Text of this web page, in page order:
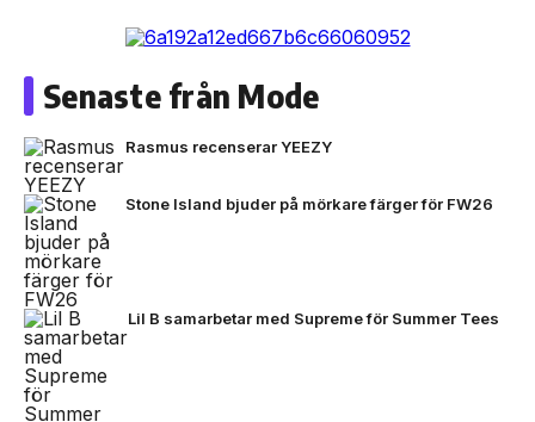
Senaste från Mode
Rasmus recenserar YEEZY
Stone Island bjuder på mörkare färger för FW26
Lil B samarbetar med Supreme för Summer Tees